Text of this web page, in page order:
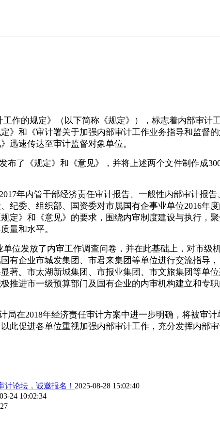
作的规定》（以下简称《规定》），标志着内部审计
》和《审计署关于加强内部审计工作业务指导和监督
迅速传达至审计监督对象单位。
了《规定》和《意见》，并将上述两个文件制作成
年内管干部经济责任审计报告、一般性内部审计报
纪委、组织部、国资委对市属国有企事业单位2016年
定》和《意见》的要求，围绕内审制度建设与执行，
量和水平。
位发放了内审工作调查问卷，并在此基础上，对市级
有企业市城发集团、市君来集团等单位进行交流指导
著。市太湖新城集团、市报业集团、市文旅集团等单
推进市一级预算部门及国有企业的内审机构建立和专
在2018年经济责任审计方案中进一步明确，将被审计
此促进各单位重视加强内部审计工作，充分发挥内部
论坛，诚邀报名！ 2025-08-28 15:02:40
24 10:02:34